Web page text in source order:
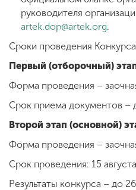
руководителя
artek.dop@artek.org.
Сроки проведения
Первый (отборочный)
Форма проведения –
Срок приема документов –
Второй этап (основной)
Форма проведения –
Срок проведения: 15
Результаты конкурса – до